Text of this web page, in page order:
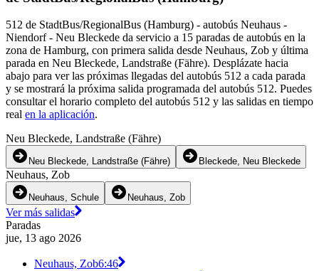
512 de StadtBus/RegionalBus (Hamburg) - autobús Neuhaus -
Niendorf - Neu Bleckede da servicio a 15 paradas de autobús en la
zona de Hamburg, con primera salida desde Neuhaus, Zob y última
parada en Neu Bleckede, Landstraße (Fähre). Desplázate hacia
abajo para ver las próximas llegadas del autobús 512 a cada parada
y se mostrará la próxima salida programada del autobús 512. Puedes
consultar el horario completo del autobús 512 y las salidas en tiempo
real en la aplicación.
Neu Bleckede, Landstraße (Fähre)
Neu Bleckede, Landstraße (Fähre) Bleckede, Neu Bleckede
Neuhaus, Zob
Neuhaus, Schule Neuhaus, Zob
Ver más salidas
Paradas
jue, 13 ago 2026
Neuhaus, Zob6:46